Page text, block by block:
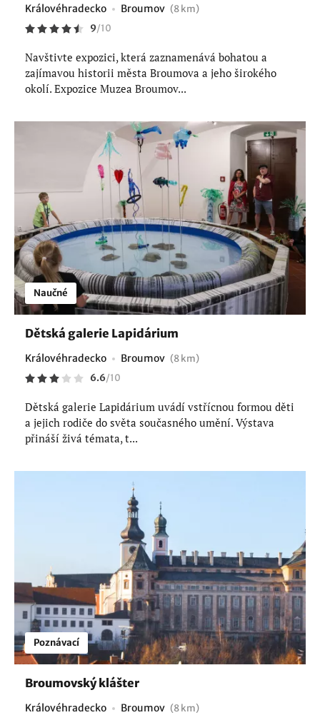
Královéhradecko Broumov (8 km)
9/10
Navštivte expozici, která zaznamenává bohatou a
zajímavou historii města Broumova a jeho širokého
okolí. Expozice Muzea Broumov...
Naučné
Dětská galerie Lapidárium
Královéhradecko Broumov (8 km)
6.6/10
Dětská galerie Lapidárium uvádí vstřícnou formou děti
a jejich rodiče do světa současného umění. Výstava
přináší živá témata, t...
Poznávací
Broumovský klášter
Královéhradecko Broumov (8 km)